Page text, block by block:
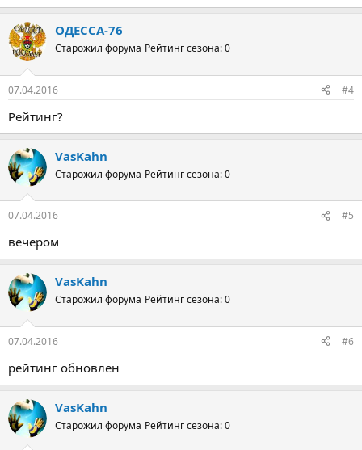
ОДЕССА-76
Старожил форума Рейтинг сезона: 0
07.04.2016 #4
Рейтинг?
VasKahn
Старожил форума Рейтинг сезона: 0
07.04.2016 #5
вечером
VasKahn
Старожил форума Рейтинг сезона: 0
07.04.2016 #6
рейтинг обновлен
VasKahn
Старожил форума Рейтинг сезона: 0